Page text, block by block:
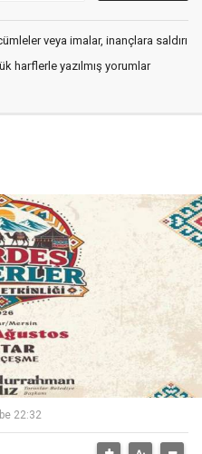
veya imalar, inançlara saldırı
harflerle yazılmış yorumlar
22:32